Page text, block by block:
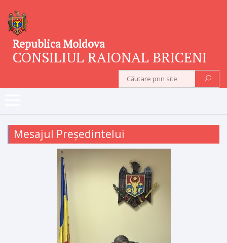
Republica Moldova
CONSILIUL RAIONAL BRICENI
Mesajul Președintelui